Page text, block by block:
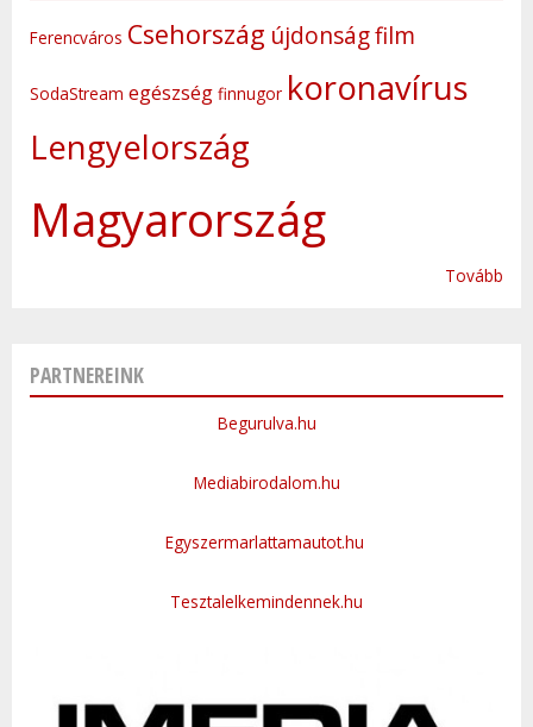
Ferencváros Csehország újdonságfilm
SodaStream egészség finnugor koronavírus
Lengyelország
Magyarország
Tovább
PARTNEREINK
Begurulva.hu
Mediabirodalom.hu
Egyszermarlattamautot.hu
Tesztalelkemindennek.hu